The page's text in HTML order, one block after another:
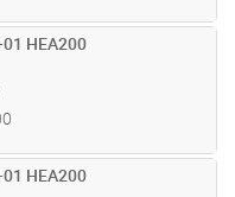
HEA200
HEA200